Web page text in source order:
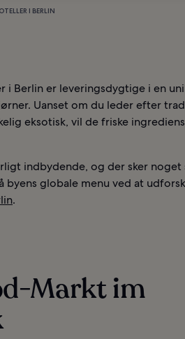
I BERLIN
i Berlin er leveringsdygtige i en
Uanset om du leder efter
eksotisk, vil de friske
indbydende, og der sker noget
byens globale menu ved at
.
Markt im